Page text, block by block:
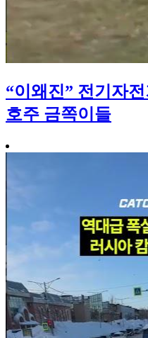
“이왜진” 전기자
호주 금쪽이들